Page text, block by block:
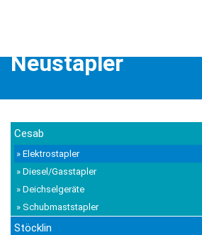
Neustapler
Cesab
» Elektrostapler
» Diesel/Gasstapler
» Deichselgeräte
» Schubmaststapler
Stöcklin